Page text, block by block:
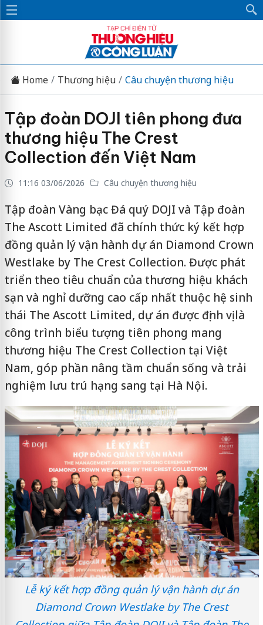
Home Thương hiệu Câu chuyện thương hiệu
Tập đoàn DOJI tiên phong đưa
thương hiệu The Crest
Collection đến Việt Nam
11:16 03/06/2026 Câu chuyện thương hiệu
Tập đoàn Vàng bạc Đá quý DOJI và Tập đoàn
The Ascott Limited đã chính thức ký kết hợp
đồng quản lý vận hành dự án Diamond Crown
Westlake by The Crest Collection. Được phát
triển theo tiêu chuẩn của thương hiệu khách
sạn và nghỉ dưỡng cao cấp nhất thuộc hệ sinh
thái The Ascott Limited, dự án được định vị là
công trình biểu tượng tiên phong mang
thương hiệu The Crest Collection tại Việt
Nam, góp phần nâng tầm chuẩn sống và trải
nghiệm lưu trú hạng sang tại Hà Nội.
Lễ ký kết hợp đồng quản lý vận hành dự án
Diamond Crown Westlake by The Crest